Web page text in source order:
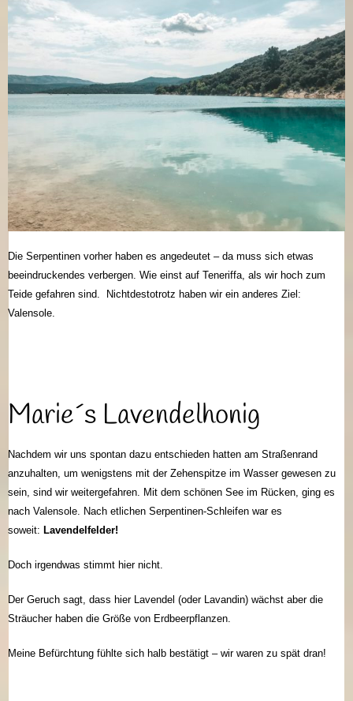
Die Serpentinen vorher haben es angedeutet – da muss sich etwas
beeindruckendes verbergen. Wie einst auf Teneriffa, als wir hoch zum
Teide gefahren sind. Nichtdestotrotz haben wir ein anderes Ziel:
Valensole.
Marie´s Lavendelhonig
Nachdem wir uns spontan dazu entschieden hatten am Straßenrand
anzuhalten, um wenigstens mit der Zehenspitze im Wasser gewesen zu
sein, sind wir weitergefahren. Mit dem schönen See im Rücken, ging es
nach Valensole. Nach etlichen Serpentinen-Schleifen war es
soweit: Lavendelfelder!
Doch irgendwas stimmt hier nicht.
Der Geruch sagt, dass hier Lavendel (oder Lavandin) wächst aber die
Sträucher haben die Größe von Erdbeerpflanzen.
Meine Befürchtung fühlte sich halb bestätigt – wir waren zu spät dran!